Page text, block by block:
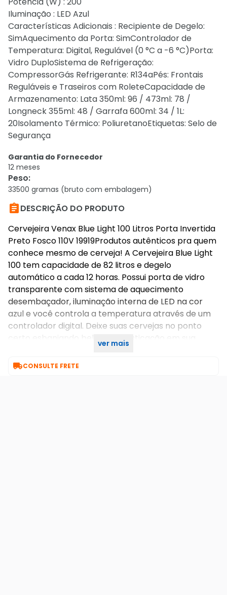
Iluminação : LED Azul
Características Adicionais : Recipiente de Degelo:
SimAquecimento da Porta: SimControlador de
Temperatura: Digital, Regulável (0 °C a -6 °C)Porta:
Vidro DuploSistema de Refrigeração:
CompressorGás Refrigerante: R134aPés: Frontais
Reguláveis e Traseiros com RoleteCapacidade de
Armazenamento: Lata 350ml: 96 / 473ml: 78 /
Longneck 355ml: 48 / Garrafa 600ml: 34 / 1L:
20Isolamento Térmico: PoliuretanoEtiquetas: Selo de
Segurança
Garantia do Fornecedor
12 meses
Peso:
33500 gramas (bruto com embalagem)
DESCRIÇÃO DO PRODUTO
Cervejeira Venax Blue Light 100 Litros Porta Invertida
Preto Fosco 110V 19919Produtos autênticos pra quem
conhece mesmo de cerveja! A Cervejeira Blue Light
100 tem capacidade de 82 litros e degelo
automático a cada 12 horas. Possui porta de vidro
transparente com sistema de aquecimento
desembaçador, iluminação interna de LED na cor
azul e você controla a temperatura através de um
controlador digital. Deixe suas cervejas no ponto
certo esbanjando beleza e sofisticação em sua
ver mais
CONSULTE FRETE